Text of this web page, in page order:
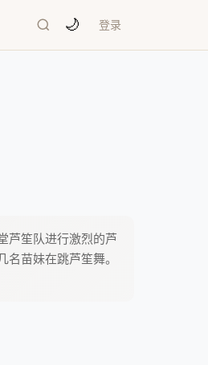
🌙 登录
芦笙队进行激烈的芦
苗妹在跳芦笙舞。